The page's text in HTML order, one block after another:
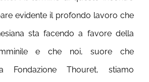
evidente il profondo lavoro che
sta facendo a favore della
e che noi, suore che
Fondazione Thouret, stiamo